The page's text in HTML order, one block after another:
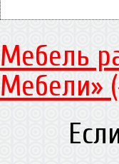
Мебель
Мебели»